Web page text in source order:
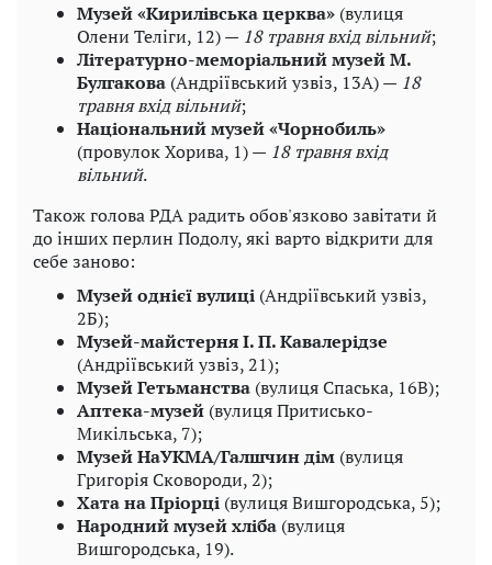
Музей «Кирилівська церква» (вулиця
Олени Теліги, 12) — 18 травня вхід вільний;
Літературно-меморіальний музей М.
Булгакова (Андріївський узвіз, 13А) — 18
травня вхід вільний;
Національний музей «Чорнобиль»
(провулок Хорива, 1) — 18 травня вхід
вільний.
Також голова РДА радить обов'язково завітати й
до інших перлин Подолу, які варто відкрити для
себе заново:
Музей однієї вулиці (Андріївський узвіз,
2Б);
Музей-майстерня І. П. Кавалерідзе
(Андріївський узвіз, 21);
Музей Гетьманства (вулиця Спаська, 16B);
Аптека-музей (вулиця Притисько-
Микільська, 7);
Музей НаУКМА/Галшчин дім (вулиця
Григорія Сковороди, 2);
Хата на Пріорці (вулиця Вишгородська, 5);
Народний музей хліба (вулиця
Вишгородська, 19).